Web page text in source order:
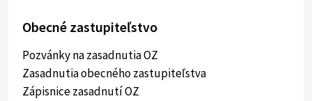
Obecné zastupiteľstvo
Pozvánky na zasadnutia OZ
Zasadnutia obecného zastupiteľstva
Zápisnice zasadnutí OZ